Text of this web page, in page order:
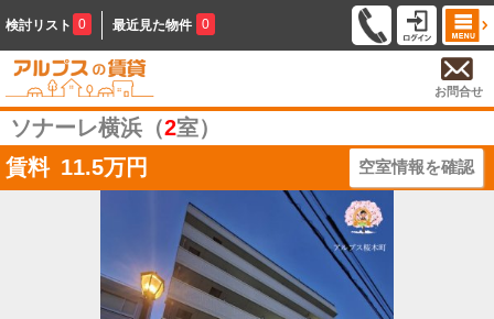
検討リスト 0 最近見た物件 0
お問合せ
ソナーレ横浜（2室）
賃料 11.5万円 空室情報を確認